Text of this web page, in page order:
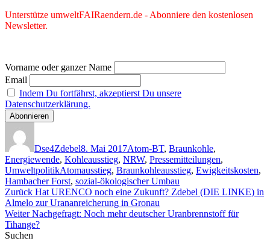
Unterstütze umweltFAIRaendern.de - Abonniere den kostenlosen
Newsletter.
Vorname oder ganzer Name
Email
Indem Du fortfährst, akzeptierst Du unsere
Datenschutzerklärung.
Dse4Zdebel8. Mai 2017Atom-BT, Braunkohle,
Energiewende, Kohleausstieg, NRW, Pressemitteilungen,
UmweltpolitikSchlagwörter
Atomausstieg, Braunkohleausstieg, Ewigkeitskosten,
Hambacher Forst, sozial-ökologischer Umbau
Beitragsnavigation
Zurück Vorheriger
Beitrag:
Hat URENCO noch eine Zukunft? Zdebel (DIE LINKE) in
Almelo zur Urananreicherung in Gronau
Weiter Nächster
Beitrag:
Nachgefragt: Noch mehr deutscher Uranbrennstoff für
Tihange?
Suchen